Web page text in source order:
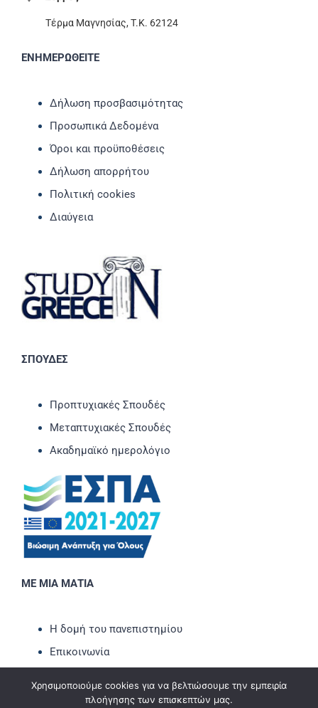
Τέρμα Μαγνησίας, T.K. 62124
ΕΝΗΜΕΡΩΘΕΙΤΕ
Δήλωση προσβασιμότητας
Προσωπικά Δεδομένα
Όροι και προϋποθέσεις
Δήλωση απορρήτου
Πολιτική cookies
Διαύγεια
ΣΠΟΥΔΕΣ
Προπτυχιακές Σπουδές
Μεταπτυχιακές Σπουδές
Ακαδημαϊκό ημερολόγιο
ΜΕ ΜΙΑ ΜΑΤΙΑ
Η δομή του πανεπιστημίου
Επικοινωνία
Εκδηλώσεις
Χρησιμοποιούμε cookies για να βελτιώσουμε την εμπειρία
πλοήγησης των επισκεπτών μας.